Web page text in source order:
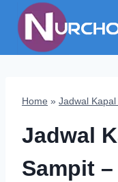
content
Home » Jadwal
Jadwal
Sampit